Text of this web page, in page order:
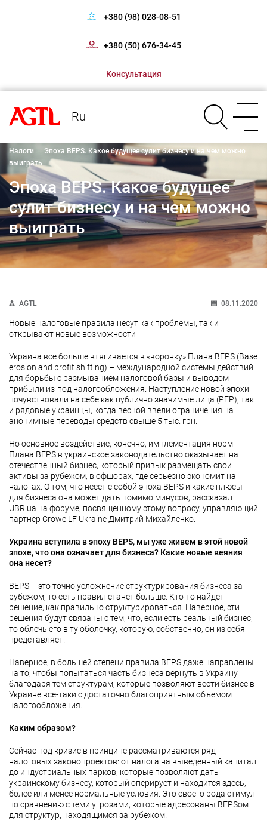
+380 (98) 028-08-51
+380 (50) 676-34-45
Консультация
Ru
Налоги
Эпоха BEPS. Какое будущее сулит бизнесу и на чем можно
выиграть
Эпоха BEPS. Какое будущее
сулит бизнесу и на чем можно
выиграть
AGTL 08.11.2020
Новые налоговые правила несут как проблемы, так и
открывают новые возможности
Украина все больше втягивается в «воронку» Плана BEPS (Base
erosion and profit shifting) – международной системы действий
для борьбы с размыванием налоговой базы и выводом
прибыли из-под налогообложения. Наступление новой эпохи
почувствовали на себе как публично значимые лица (PEP), так
и рядовые украинцы, когда весной ввели ограничения на
анонимные переводы средств свыше 5 тыс. грн.
Но основное воздействие, конечно, имплементация норм
Плана BEPS в украинское законодательство оказывает на
отечественный бизнес, который привык размещать свои
активы за рубежом, в офшорах, где серьезно экономит на
налогах. О том, что несет с собой эпоха BEPS и какие плюсы
для бизнеса она может дать помимо минусов, рассказал
UBR.ua на форуме, посвященному этому вопросу, управляющий
партнер Crowe LF Ukraine Дмитрий Михайленко.
Украина вступила в эпоху BEPS, мы уже живем в этой новой
эпохе, что она означает для бизнеса? Какие новые веяния
она несет?
BEPS – это точно усложнение структурирования бизнеса за
рубежом, то есть правил станет больше. Кто-то найдет
решение, как правильно структурироваться. Наверное, эти
решения будут связаны с тем, что, если есть реальный бизнес,
то облечь его в ту оболочку, которую, собственно, он из себя
представляет.
Наверное, в большей степени правила BEPS даже направлены
на то, чтобы попытаться часть бизнеса вернуть в Украину
благодаря тем структурам, которые позволяют вести бизнес в
Украине все-таки с достаточно благоприятным объемом
налогообложения.
Каким образом?
Сейчас под кризис в принципе рассматриваются ряд
налоговых законопроектов: от налога на выведенный капитал
до индустриальных парков, которые позволяют дать
украинскому бизнесу, который оперирует и находится здесь,
более или менее нормальные условия. Это своего рода стимул
по сравнению с теми угрозами, которые адресованы BEPSом
для структур, находящимся за рубежом.